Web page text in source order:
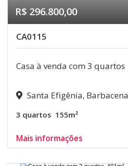
R$ 296.800,00
CA0115
Casa à venda com 3 quartos
Santa Efigênia, Barbacena
3 quartos 155m²
Mais informações